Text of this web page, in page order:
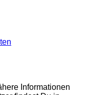
Informationen